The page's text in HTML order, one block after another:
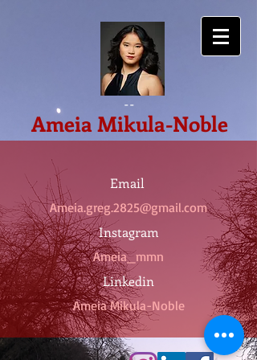
--
Ameia Mikula-Noble
Email
Ameia.greg.2825@gmail.com
Instagram
Ameia_mmn
Linkedin
Ameia Mikula-Noble